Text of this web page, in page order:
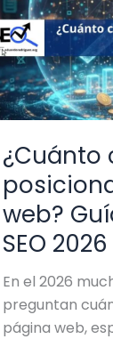
¿Cuánto
web?
SEO 2026
En el 2026
preguntan
página web,
página
web?
Guía
de
precios
2026